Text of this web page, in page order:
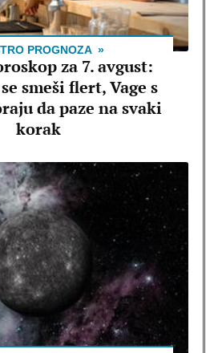
PROGNOZA
za 7. avgust:
smeši flert, Vage s
da paze na svaki
korak